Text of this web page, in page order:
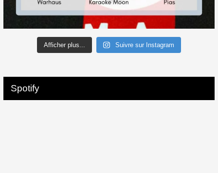
Afficher plus... Suivre sur Instagram
Spotify